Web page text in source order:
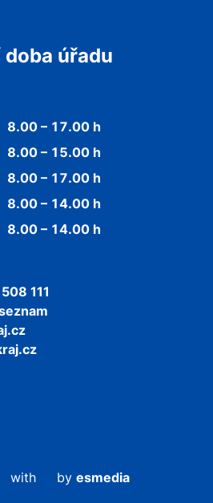
úřadu
8.00 – 17.00 h
8.00 – 15.00 h
8.00 – 17.00 h
8.00 – 14.00 h
8.00 – 14.00 h
111
with by esmedia